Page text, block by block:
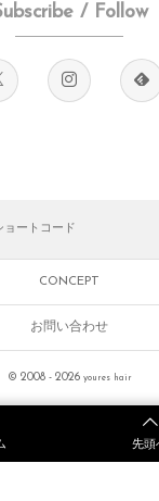
トル #4'
のキャプションを
ちら'
/ Follow
ョートコード
CONCEPT
お問い合わせ
© 2008 - 2026 youres hair
先頭